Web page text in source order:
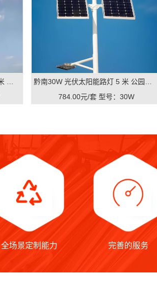
784.00元/套 型号：30W
全场景定制能力 完善的服务